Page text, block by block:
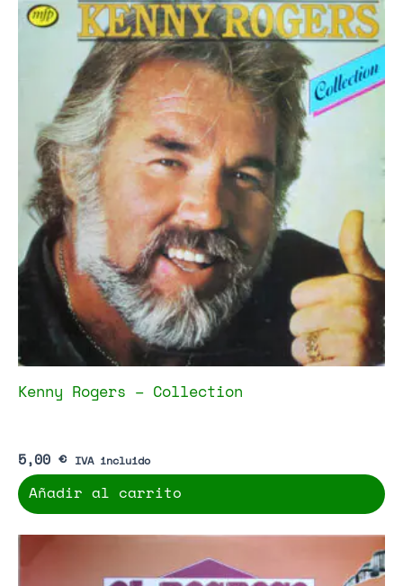
Kenny Rogers – Collection
5,00 € IVA incluido
Añadir al carrito